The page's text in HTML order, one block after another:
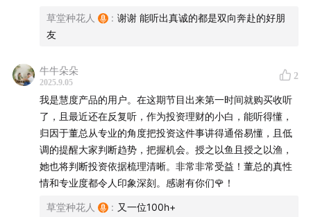
🎯时间轴
02:02 如何定义一个漂亮的组合：涨得不少，跌得不多
首先聊聊，怎样的财富增长速度是合理的？
过去几年好的赚钱窗口有哪些共性？2006-2007、
2014-2015、2019-2021
草堂种花人 : 谢谢 能听出真诚的都是双向奔赴的好朋
友
牛牛朵朵
2025.9.05
2
我是慧度产品的用户。在这期节目出来第一时间就购买收听
了，且最近还在反复听，作为投资理财的小白，能听得懂，
归因于董总从专业的角度把投资这件事讲得通俗易懂，且低
调的提醒大家判断趋势，把握机会。授之以鱼且授之以渔，
她也将判断投资依据梳理清晰。非常非常受益！董总的真性
情和专业度都令人印象深刻。感谢有你们🌹！
草堂种花人 : 又一位100h+